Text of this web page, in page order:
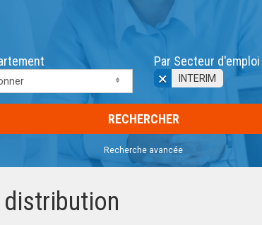
Par Secteur d'emploi
× INTERIM
Recherche avancée
distribution